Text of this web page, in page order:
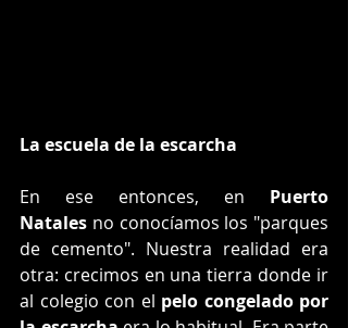
La escuela de la escarcha
En ese entonces, en Puerto
Natales no conocíamos los "parques
de cemento". Nuestra realidad era
otra: crecimos en una tierra donde ir
al colegio con el pelo congelado por